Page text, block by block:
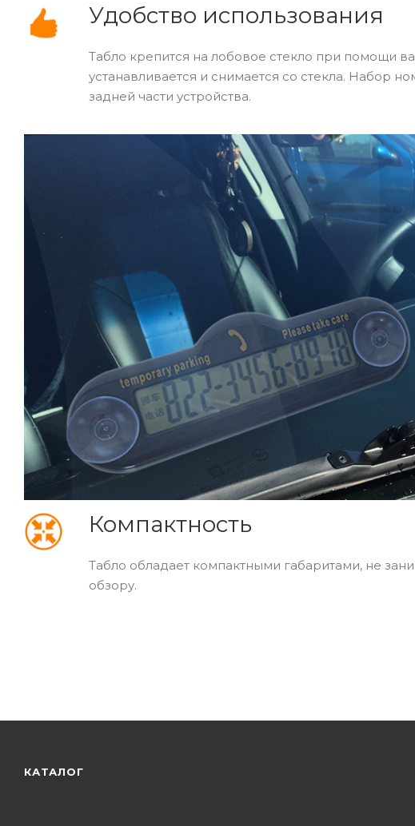
Удобство использования
Табло крепится на лобовое стекло при помощи
устанавливается и снимается со стекла. Набор
задней части устройства.
Компактность
Табло обладает компактными габаритами, не
обзору.
КАТАЛОГ